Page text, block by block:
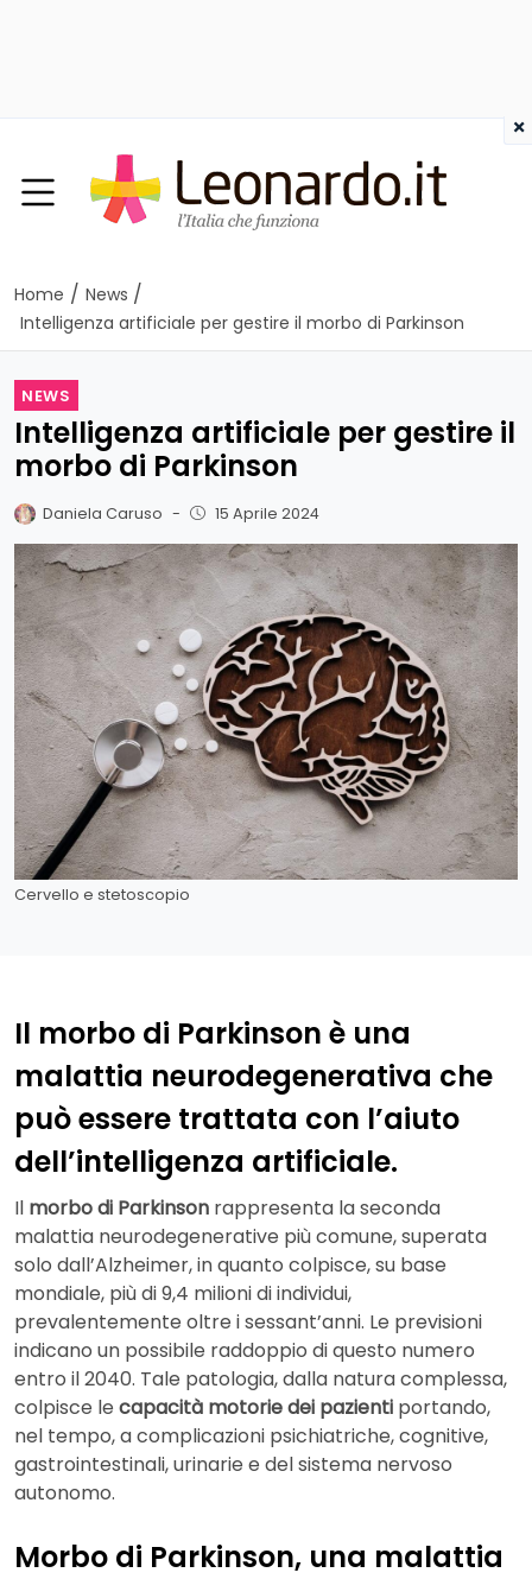
Home / News /
Intelligenza artificiale per gestire il morbo di Parkinson
NEWS
Intelligenza artificiale per gestire il
morbo di Parkinson
Daniela Caruso - 15 Aprile 2024
Cervello e stetoscopio
Il morbo di Parkinson è una
malattia neurodegenerativa che
può essere trattata con l’aiuto
dell’intelligenza artificiale.
Il morbo di Parkinson rappresenta la seconda
malattia neurodegenerative più comune, superata
solo dall’Alzheimer, in quanto colpisce, su base
mondiale, più di 9,4 milioni di individui,
prevalentemente oltre i sessant’anni. Le previsioni
indicano un possibile raddoppio di questo numero
entro il 2040. Tale patologia, dalla natura complessa,
colpisce le capacità motorie dei pazienti portando,
nel tempo, a complicazioni psichiatriche, cognitive,
gastrointestinali, urinarie e del sistema nervoso
autonomo.
Morbo di Parkinson, una malattia
×